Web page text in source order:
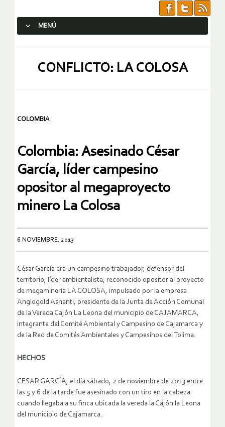
MENÚ
CONFLICTO: LA COLOSA
COLOMBIA
Colombia: Asesinado César
García, líder campesino
opositor al megaproyecto
minero La Colosa
6 NOVIEMBRE, 2013
César García era un campesino trabajador, defensor del
territorio, líder ambientalista, reconocido opositor al proyecto
de megaminería LA COLOSA, impulsado por la empresa
Anglogold Ashanti, presidente de la Junta de Acción Comunal
de la Vereda Cajón La Leona del municipio de CAJAMARCA,
integrante del Comité Ambiental y Campesino de Cajamarca y
de la Red de Comités Ambientales y Campesinos del Tolima.
HECHOS
CESAR GARCÍA, el día sábado, 2 de noviembre de 2013 entre
las 5 y 6 de la tarde fue asesinado con un tiro en la cabeza
cuando llegaba a su finca ubicada la vereda la Cajón la Leona
del municipio de Cajamarca.